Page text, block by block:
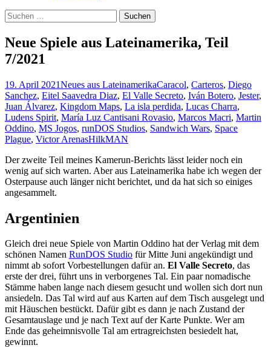
Suchen
nach:
Neue Spiele aus Lateinamerika, Teil
7/2021
19. April 2021Neues aus LateinamerikaCaracol, Carteros, Diego
Sanchez, Eitel Saavedra Diaz, El Valle Secreto, Iván Botero, Jester,
Juan Álvarez, Kingdom Maps, La isla perdida, Lucas Charra,
Ludens Spirit, María Luz Cantisani Rovasio, Marcos Macri, Martin
Oddino, MS Jogos, runDOS Studios, Sandwich Wars, Space
Plague, Victor ArenasHilkMAN
Der zweite Teil meines Kamerun-Berichts lässt leider noch ein
wenig auf sich warten. Aber aus Lateinamerika habe ich wegen der
Osterpause auch länger nicht berichtet, und da hat sich so einiges
angesammelt.
Argentinien
Gleich drei neue Spiele von Martin Oddino hat der Verlag mit dem
schönen Namen RunDOS Studio für Mitte Juni angekündigt und
nimmt ab sofort Vorbestellungen dafür an. El Valle Secreto, das
erste der drei, führt uns in verborgenes Tal. Ein paar nomadische
Stämme haben lange nach diesem gesucht und wollen sich dort nun
ansiedeln. Das Tal wird auf aus Karten auf dem Tisch ausgelegt und
mit Häuschen bestückt. Dafür gibt es dann je nach Zustand der
Gesamtauslage und je nach Text auf der Karte Punkte. Wer am
Ende das geheimnisvolle Tal am ertragreichsten besiedelt hat,
gewinnt.